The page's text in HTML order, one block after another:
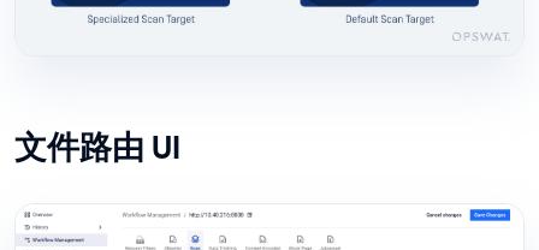
文件路由 UI